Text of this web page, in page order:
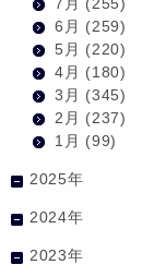
6月 (259)
5月 (220)
4月 (180)
3月 (345)
2月 (237)
1月 (99)
2025年
2024年
2023年